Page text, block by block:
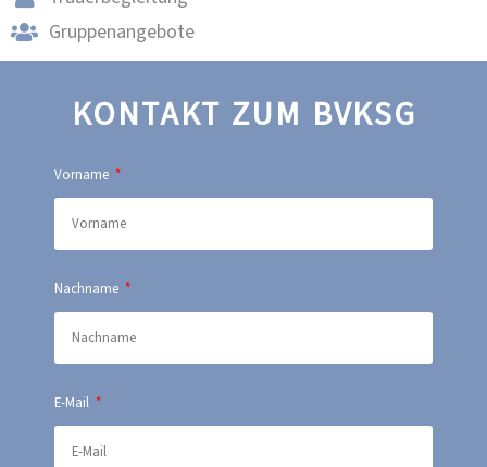
Gruppenangebote
KONTAKT ZUM BVKSG
Vorname
Nachname
E-Mail